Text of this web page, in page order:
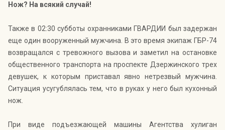
Нож? На всякий случай!
Также в 02:30 субботы охранниками ГВАРДИИ был задержан
еще один вооруженный мужчина. В это время экипаж ГБР-74
возвращался с тревожного вызова и заметил на остановке
общественного транспорта на проспекте Дзержинского трех
девушек, к которым приставал явно нетрезвый мужчина.
Ситуация усугублялась тем, что в руках у него был кухонный
нож.
При виде подъезжающей машины Агентства хулиган